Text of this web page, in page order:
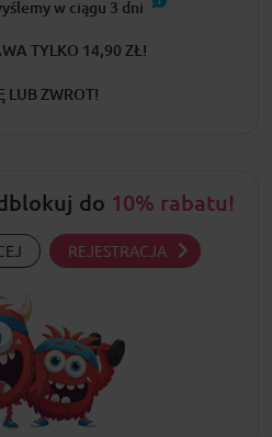
w ciągu 3 dni
TYLKO 14,90 ZŁ!
LUB ZWROT!
do 10% rabatu!
REJESTRACJA